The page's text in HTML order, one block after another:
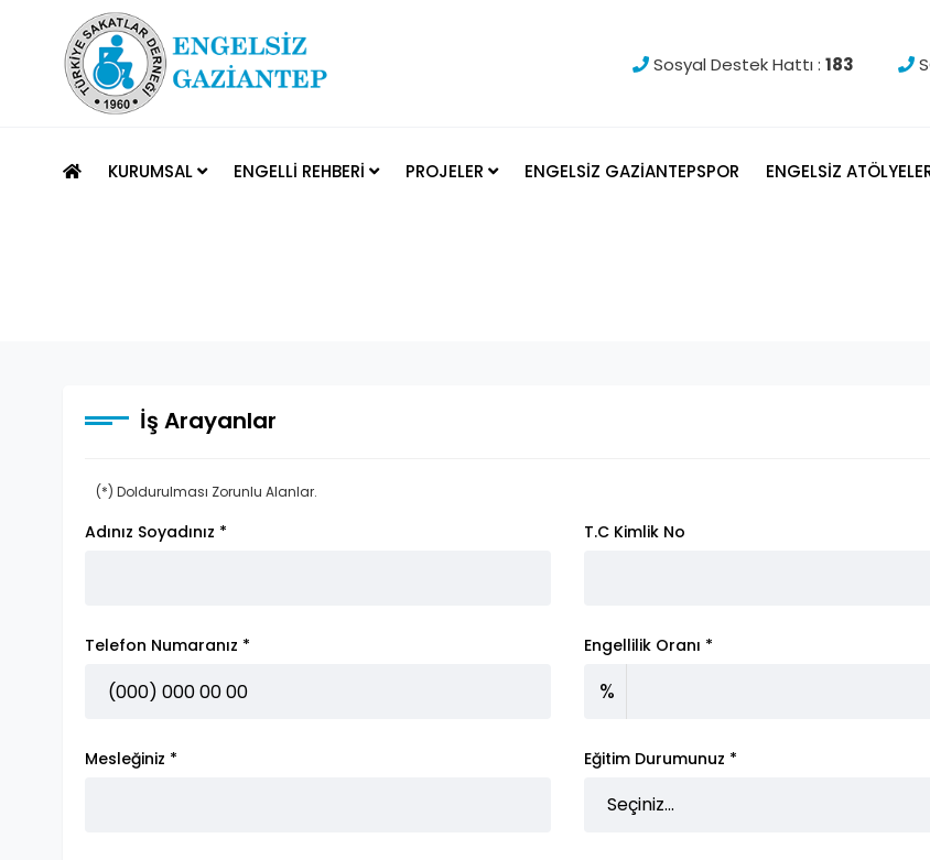
Sosyal Destek Hattı : 183
KURUMSAL ENGELLİ REHBERİ PROJELER ENGELSİZ GAZİANTEPSPOR ENGELSİZ
İş Arayanlar
(*) Doldurulması Zorunlu Alanlar.
Adınız Soyadınız * T.C Kimlik No
Telefon Numaranız * Engellilik Oranı *
%
Mesleğiniz * Eğitim Durumunuz *